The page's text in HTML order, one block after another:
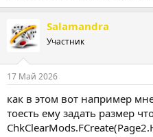
Salamandra
Участник
17 Май 2026
как в этом вот например
тоесть ему задать размер